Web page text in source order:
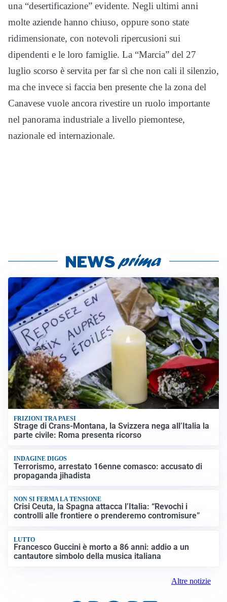
una “desertificazione” evidente. Negli ultimi anni
molte aziende hanno chiuso, oppure sono state
ridimensionate, con notevoli ripercusioni sui
dipendenti e le loro famiglie. La “Marcia” del 27
luglio scorso è servita per far sì che non cali il silenzio,
ma che invece si faccia ben presente che la zona del
Canavese vuole ancora rivestire un ruolo importante
nel panorama industriale a livello piemontese,
nazionale ed internazionale.
FRIZIONI TRA PAESI
Strage di Crans-Montana, la Svizzera nega all’Italia la
parte civile: Roma presenta ricorso
INDAGINE DIGOS
Terrorismo, arrestato 16enne comasco: accusato di
propaganda jihadista
NON SI FERMA LA TENSIONE
Crisi Ceuta, la Spagna attacca l’Italia: “Revochi i
controlli alle frontiere o prenderemo contromisure”
LUTTO
Francesco Guccini è morto a 86 anni: addio a un
cantautore simbolo della musica italiana
Altre notizie